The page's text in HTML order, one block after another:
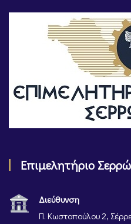
Επιμελητήριο
Διεύθυνση
Π. Κωστοπούλου 2,